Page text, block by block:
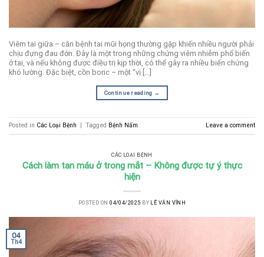
Viêm tai giữa – căn bệnh tai mũi họng thường gặp khiến nhiều người phải
chịu đựng đau đớn. Đây là một trong những chứng viêm nhiễm phổ biến
ở tai, và nếu không được điều trị kịp thời, có thể gây ra nhiều biến chứng
khó lường. Đặc biệt, cồn boric – một “vị […]
Continue reading →
Posted in Các Loại Bệnh | Tagged Bệnh Nấm Leave a comment
CÁC LOẠI BỆNH
Cách làm tan máu ở trong mắt – Không được tự ý thực
hiện
POSTED ON04/04/2025 BY LÊ VĂN VĨNH
04
Th4